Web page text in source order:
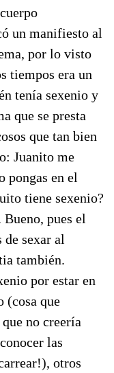
un manifiesto al
por lo visto
tiempos era un
tenía sexenio y
que se presta
que tan bien
Juanito me
pongas en el
tiene sexenio?
pues el
de sexar al
también.
por estar en
(cosa que
no creería
las
otros